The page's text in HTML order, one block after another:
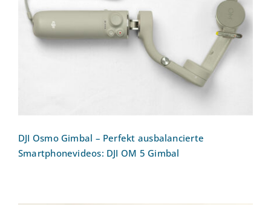
DJI Osmo Gimbal – Perfekt
ausbalancierte Smartphonevideos: DJI
OM 5 Gimbal
DJI Osmo Gimbal – Perfekt ausbalancierte
Smartphonevideos: DJI OM 5 Gimbal